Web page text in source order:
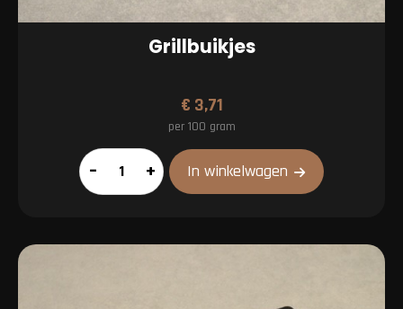
Grillbuikjes
€ 3,71
per 100 gram
Grillbuikjes
aantal
– + In winkelwagen